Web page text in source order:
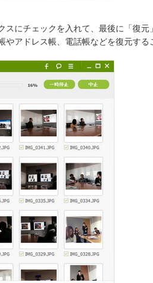
にチェックを入れて、最後に「復
やアドレス帳、電話帳などを復元する